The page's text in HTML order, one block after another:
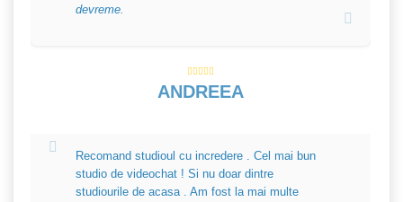
devreme.
ANDREEA
Recomand studioul cu incredere . Cel mai bun
studio de videochat ! Si nu doar dintre
studiourile de acasa . Am fost la mai multe